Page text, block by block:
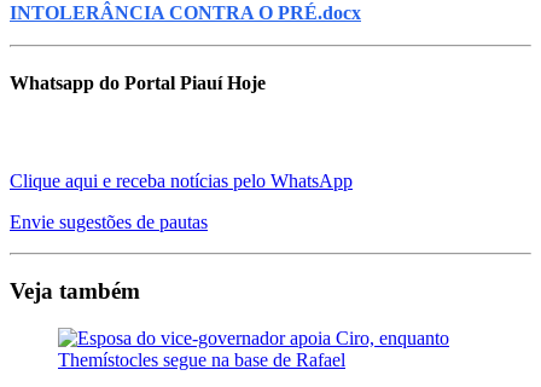
INTOLERÂNCIA CONTRA O PRÉ.docx
Whatsapp do Portal Piauí Hoje
Clique aqui e receba notícias pelo WhatsApp
Envie sugestões de pautas
Veja também